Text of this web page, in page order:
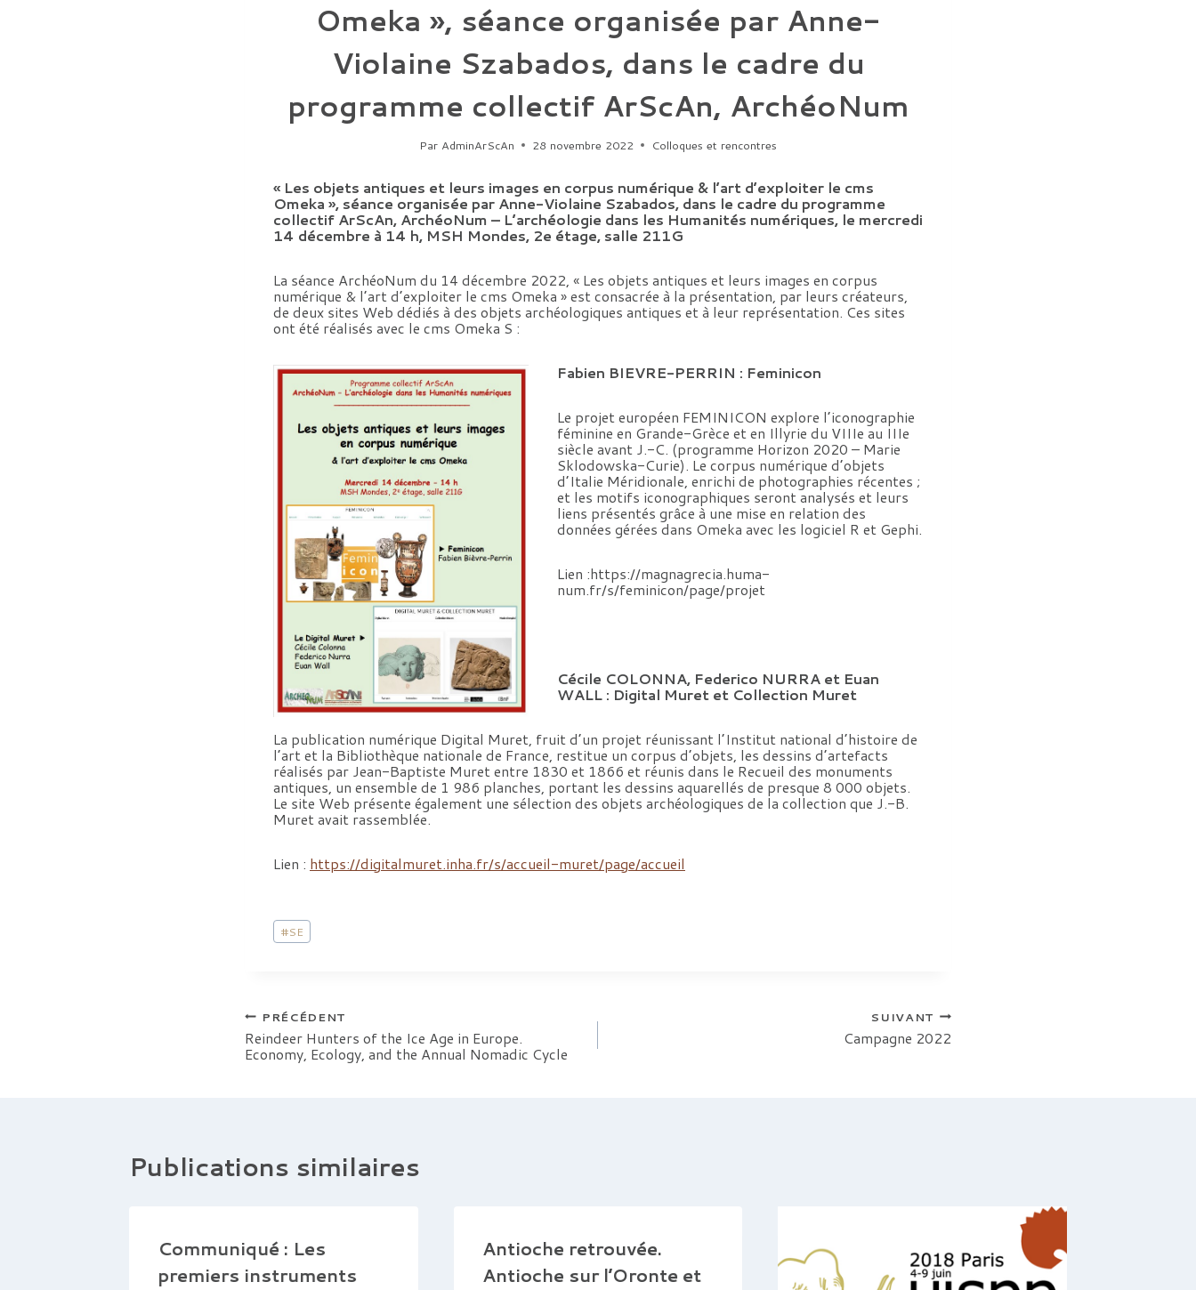
Omeka », séance organisée par Anne-
Violaine Szabados, dans le cadre du
programme collectif ArScAn, ArchéoNum
Par AdminArScAn 28 novembre 2022 Colloques et rencontres
« Les objets antiques et leurs images en corpus numérique & l’art d’exploiter le cms
Omeka », séance organisée par Anne-Violaine Szabados, dans le cadre du programme
collectif ArScAn, ArchéoNum – L’archéologie dans les Humanités numériques, le mercredi
14 décembre à 14 h, MSH Mondes, 2e étage, salle 211G
La séance ArchéoNum du 14 décembre 2022, « Les objets antiques et leurs images en corpus
numérique & l’art d’exploiter le cms Omeka » est consacrée à la présentation, par leurs créateurs,
de deux sites Web dédiés à des objets archéologiques antiques et à leur représentation. Ces sites
ont été réalisés avec le cms Omeka S :
Fabien BIEVRE-PERRIN : Feminicon
Le projet européen FEMINICON explore l’iconographie
féminine en Grande-Grèce et en Illyrie du VIIIe au IIIe
siècle avant J.-C. (programme Horizon 2020 – Marie
Sklodowska-Curie). Le corpus numérique d’objets
d’Italie Méridionale, enrichi de photographies récentes ;
et les motifs iconographiques seront analysés et leurs
liens présentés grâce à une mise en relation des
données gérées dans Omeka avec les logiciel R et Gephi.
Lien :https://magnagrecia.huma-
num.fr/s/feminicon/page/projet
Cécile COLONNA, Federico NURRA et Euan
WALL : Digital Muret et Collection Muret
La publication numérique Digital Muret, fruit d’un projet réunissant l’Institut national d’histoire de
l’art et la Bibliothèque nationale de France, restitue un corpus d’objets, les dessins d’artefacts
réalisés par Jean-Baptiste Muret entre 1830 et 1866 et réunis dans le Recueil des monuments
antiques, un ensemble de 1 986 planches, portant les dessins aquarellés de presque 8 000 objets.
Le site Web présente également une sélection des objets archéologiques de la collection que J.-B.
Muret avait rassemblée.
Lien : https://digitalmuret.inha.fr/s/accueil-muret/page/accueil
Étiquettes
de
#SE
Navigation
de
PRÉCÉDENT
Reindeer Hunters of the Ice Age in Europe.
Economy, Ecology, and the Annual Nomadic Cycle
SUIVANT
Campagne 2022
Publications similaires
Communiqué : Les
premiers instruments
Antioche retrouvée.
Antioche sur l’Oronte et